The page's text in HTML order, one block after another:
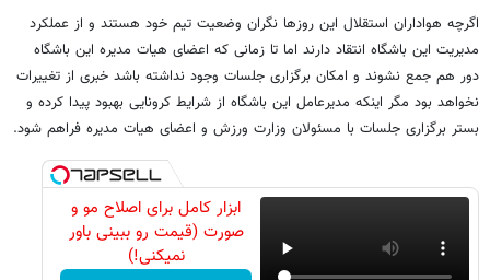
اگرچه هواداران استقلال این روزها نگران وضعیت تیم خود هستند و از عملکرد
مدیریت این باشگاه انتقاد دارند اما تا زمانی که اعضای هیات مدیره این باشگاه
دور هم جمع نشوند و امکان برگزاری جلسات وجود نداشته باشد خبری از تغییرات
نخواهد بود مگر اینکه مدیرعامل این باشگاه از شرایط کرونایی بهبود پیدا کرده و
بستر برگزاری جلسات با مسئولان وزارت ورزش و اعضای هیات مدیره فراهم شود.
ابزار کامل برای اصلاح مو و
صورت (قیمت رو ببینی باور
نمیکنی!)